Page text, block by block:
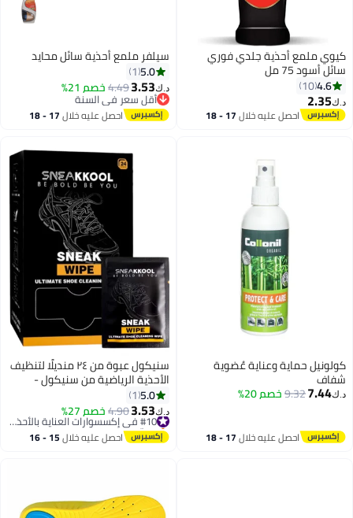
كيوي ملمع أحذية جلدي فوري
سائل أسود 75 مل
4.6
10
د.ك‏2.35
احصل عليه خلال 17 - 18
سيلفر ملمع أحذية سائل محايد
5.0
1
د.ك‏3.53
4.49خصم 21%
أقل سعر في السنة
أقل سعر في السنة
احصل عليه خلال 17 - 18
كولونيل حماية وعناية عُضوية
شفاف
د.ك‏7.44
9.32خصم 20%
احصل عليه خلال 17 - 18
سنيكول عبوة من ٢٤ منديلًا لتنظيف
الأحذية الرياضية من سنيكول -
مغلفة بشكل فردي، بملمس مزدوج
| قابلة للتحلل
5.0
1
د.ك‏3.53
4.90خصم 27%
بتخلّص بسرعة
احصل عليه خلال 15 - 16